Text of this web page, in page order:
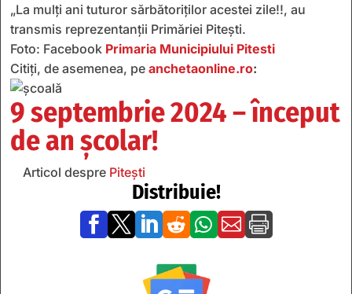
„La mulți ani tuturor sărbătoriților acestei zile!!, au
transmis reprezentanții Primăriei Pitești.
Foto: Facebook Primaria Municipiului Pitesti
Citiți, de asemenea, pe anchetaonline.ro:
9 septembrie 2024 – început
de an școlar!
Articol despre Pitești
Distribuie!
      